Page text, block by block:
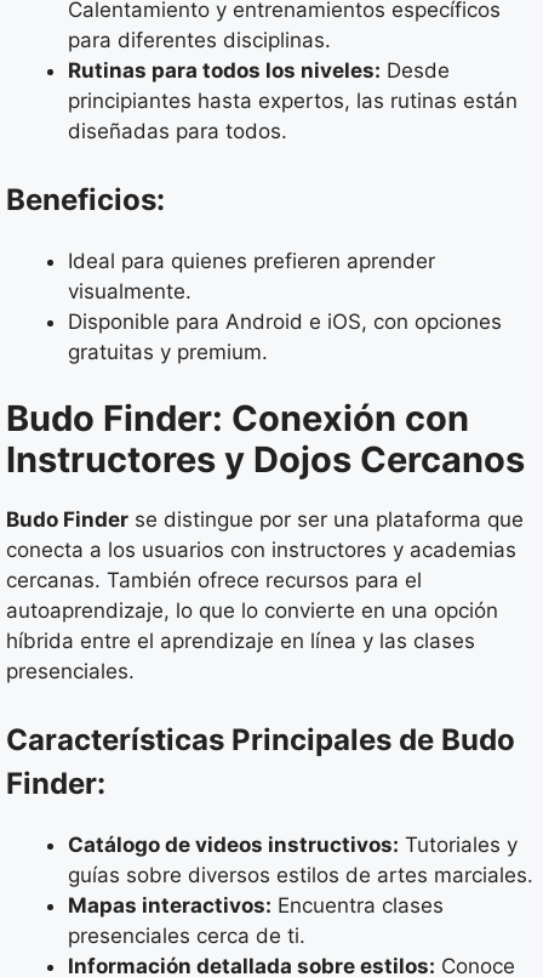
Calentamiento y entrenamientos específicos
para diferentes disciplinas.
Rutinas para todos los niveles: Desde
principiantes hasta expertos, las rutinas están
diseñadas para todos.
Beneficios:
Ideal para quienes prefieren aprender
visualmente.
Disponible para Android e iOS, con opciones
gratuitas y premium.
Budo Finder: Conexión con
Instructores y Dojos Cercanos
Budo Finder se distingue por ser una plataforma que
conecta a los usuarios con instructores y academias
cercanas. También ofrece recursos para el
autoaprendizaje, lo que lo convierte en una opción
híbrida entre el aprendizaje en línea y las clases
presenciales.
Características Principales de Budo
Finder:
Catálogo de videos instructivos: Tutoriales y
guías sobre diversos estilos de artes marciales.
Mapas interactivos: Encuentra clases
presenciales cerca de ti.
Información detallada sobre estilos: Conoce